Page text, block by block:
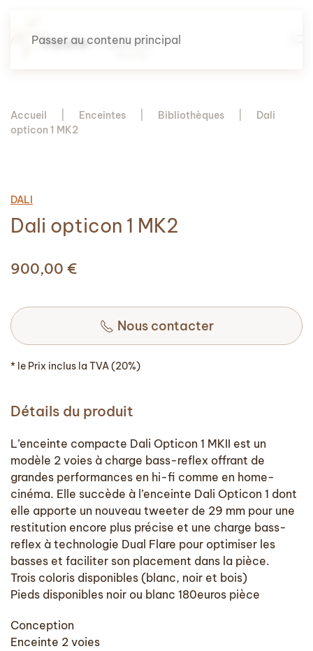
Passer au contenu principal
Accueil Enceintes Bibliothèques
Dali
opticon 1 MK2
DALI
Dali opticon 1 MK2
900,00 €
Nous contacter
* le Prix inclus la TVA (20%)
Détails du produit
L’enceinte compacte Dali Opticon 1 MKII est un
modèle 2 voies à charge bass-reflex offrant de
grandes performances en hi-fi comme en home-
cinéma. Elle succède à l’enceinte Dali Opticon 1 dont
elle apporte un nouveau tweeter de 29 mm pour une
restitution encore plus précise et une charge bass-
reflex à technologie Dual Flare pour optimiser les
basses et faciliter son placement dans la pièce.
Trois coloris disponibles (blanc, noir et bois)
Pieds disponibles noir ou blanc 180euros pièce
Conception
Enceinte 2 voies